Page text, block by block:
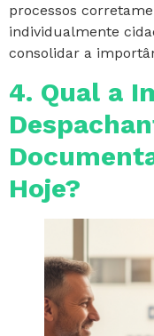
processos
individualmente
consolidar a
4. Qual a
Hoje?